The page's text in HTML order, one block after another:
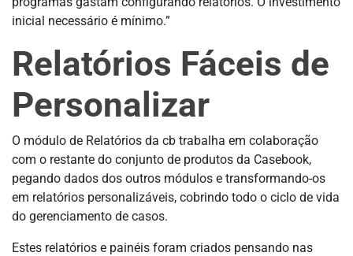
inicial necessário é mínimo.”
Relatórios Fáceis de
Personalizar
O módulo de Relatórios da cb trabalha em colaboração
com o restante do conjunto de produtos da Casebook,
pegando dados dos outros módulos e transformando-os
em relatórios personalizáveis, cobrindo todo o ciclo de vida
do gerenciamento de casos.
Estes relatórios e painéis foram criados pensando nas